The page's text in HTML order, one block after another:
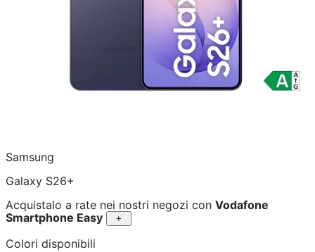
Samsung
Galaxy S26+
Acquistalo a rate nei nostri negozi con Vodafone
Smartphone Easy
+
Colori disponibili